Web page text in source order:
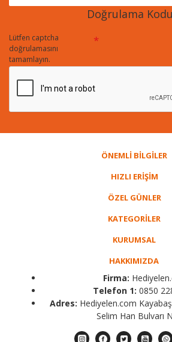
Doğrulama Kodu
Lütfen captcha
doğrulamasını
tamamlayın.
ÖNEMLİ BİLGİLER
HIZLI ERİŞİM
ÖZEL GÜNLER
KATEGORİLER
KURUMSAL
HAKKIMIZDA
Firma:
Telefon 1: 0850
Adres: Hediyelen.com
Selim Han Bulvarı